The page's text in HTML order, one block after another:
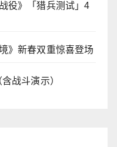
役》「猎兵测试」4
》新春双重惊喜登场
战斗演示）